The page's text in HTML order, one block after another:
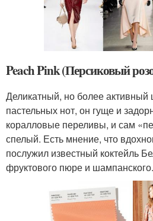
Peach Pink (Персиковый
Деликатный, но более активный
пастельных нот, он гуще и
коралловые переливы, и сам
спелый. Есть мнение, что
послужил известный коктейль
фруктового пюре и шампанского.